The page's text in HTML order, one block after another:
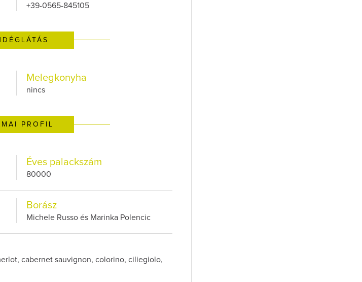
+39-0565-845105
Melegkonyha
nincs
PROFIL
Éves palackszám
80000
Borász
Michele Russo és Marinka Polencic
cabernet sauvignon, colorino, ciliegiolo,